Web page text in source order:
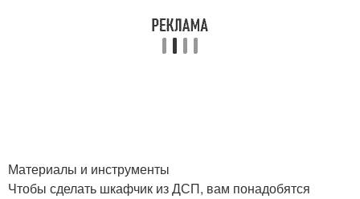
Материалы и инструменты
Чтобы сделать шкафчик из ДСП, вам понадобятся